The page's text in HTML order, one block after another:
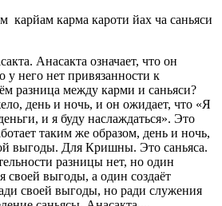
карйам карма кароти йах ча саньяси
Анасакта означает, что он
у него нет привязанности к
разница между карми и саньяси?
день и ночь, и он ожидает, что «Я
и я буду наслаждаться». Это
таким же образом, день и ночь,
выгоды. Для Кришны. Это саньяса.
разницы нет, но один
своей выгоды, а один создаёт
своей выгоды, но ради служения